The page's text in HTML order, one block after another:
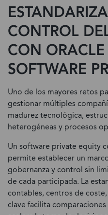
CONTROL
CON
SOFTWARE
Uno de los mayores retos
gestionar múltiples
madurez tecnológica,
heterogéneas y procesos
Un software private equity
permite establecer un
gobernanza y control sin
de cada participada. La
contables, centros de
clave facilita